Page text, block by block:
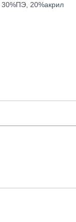
30%ПЭ, 20%акрил